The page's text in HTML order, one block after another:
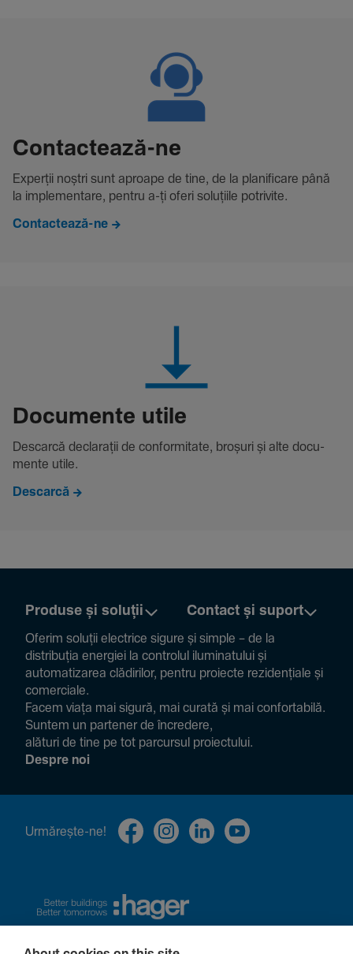
Contac­tează-ne
Experții noștri sunt aproape de tine, de la plani­fi­care până
la imple­men­tare, pentru a-ți oferi solu­țiile potri­vite.
Contactează-ne
Docu­mente utile
Descarcă decla­rații de conformitate, broșuri și alte docu­
mente utile.
Descarcă
Produse și soluții Contact și suport
Oferim soluții electrice sigure și simple – de la
distribuția energiei la controlul ilumi­na­tului și
auto­ma­ti­zarea clădi­rilor, pentru proiecte rezi­den­țiale și
comer­ciale.
Facem viața mai sigură, mai curată și mai confor­ta­bilă.
Suntem un partener de încre­dere,
alături de tine pe tot parcursul proiec­tului.
Despre noi
Urmă­rește-ne!